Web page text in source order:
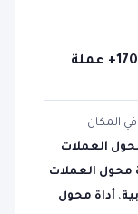
بحثات شائعة حول محول العملات - 170+ عملة
المكان
العملات
محول العملات
، أداة محول